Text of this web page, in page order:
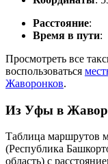
Расстояние:
Время в пути:
Просмотреть все
воспользоваться
Жаворонков.
Из Уфы в
Таблица маршрутов
(Республика
область) с